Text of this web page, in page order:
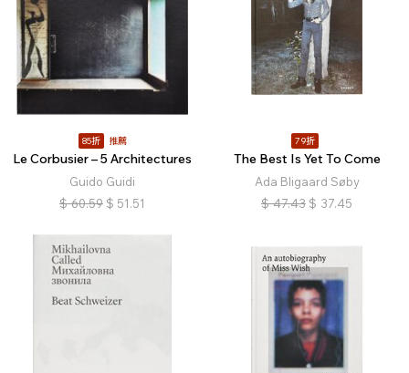
85折 推薦
Le Corbusier – 5 Architectures
Guido Guidi
$ 60.59 $ 51.51
79折
The Best Is Yet To Come
Ada Bligaard Søby
$ 47.43 $ 37.45